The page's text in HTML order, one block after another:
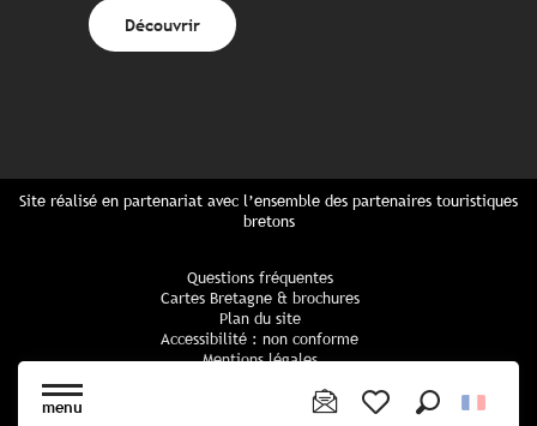
menu
Découvrir
Site réalisé en partenariat avec l’ensemble des partenaires touristiques
bretons
Questions fréquentes
Cartes Bretagne & brochures
Plan du site
Accessibilité : non conforme
Mentions légales
Politique cookies